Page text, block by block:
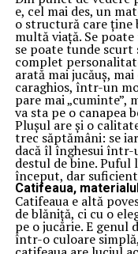
e, cel mai des, un
o structură care ține
multă viață. Se poate
se poate tunde scurt
complet
arată mai jucăuș,
caraghios, într-un
pare mai „cuminte”,
va sta pe o canapea
Plușul are și o
trec săptămâni: se
dacă îl înghesui într-
destul de bine. Puful
început, dar
Catifeaua,
Catifeaua e altă
de blăniță, ci cu o
pe o jucărie. E genul
într-o culoare